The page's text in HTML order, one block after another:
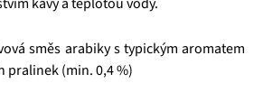
směs arabiky s typickým aromatem
pralinek (min. 0,4 %)